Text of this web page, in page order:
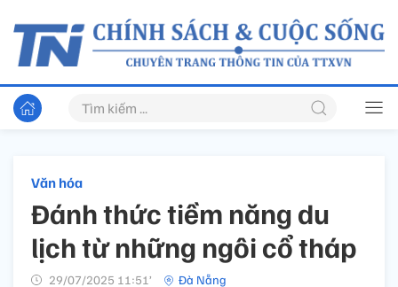
Văn hóa
Đánh thức tiềm năng du
lịch từ những ngôi cổ tháp
29/07/2025 11:51’ Đà Nẵng